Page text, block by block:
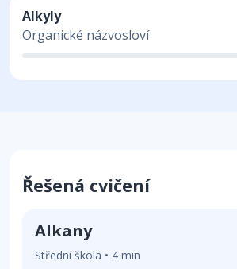
Alkyly
Organické názvosloví
Řešená cvičení
Alkany
Střední škola • 4 min